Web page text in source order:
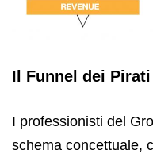
Il Funnel dei Pirati
I professionisti del
schema concettuale,